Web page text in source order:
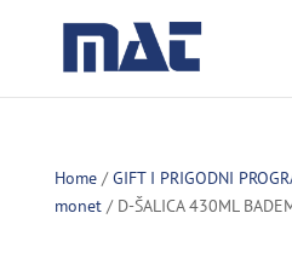
Home/GIFT I PRIGODNI
monet/ D-ŠALICA 430ML